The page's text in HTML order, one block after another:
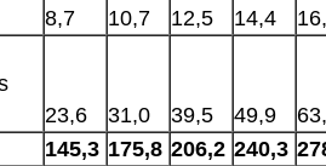
8,7 10,7 12,5 14,4
23,6 31,0 39,5 49,9
145,3 175,8 206,2 240,3